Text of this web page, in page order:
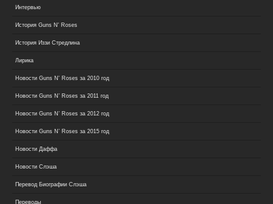
Интервью
История Guns N' Roses
История Иззи Стредлина
Лирика
Новости Guns N' Roses за 2010 год
Новости Guns N’ Roses за 2011 год
Новости Guns N’ Roses за 2012 год
Новости Guns N’ Roses за 2015 год
Новости Даффа
Новости Слэша
Перевод Биографии Слэша
Переводы